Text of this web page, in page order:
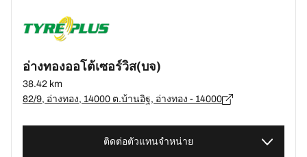
อ่างทองออโต้เซอร์วิส(บจ)
38.42 km
82/9, อ่างทอง, 14000 ต.บ้านอิฐ, อ่างทอง - 14000
ติดต่อตัวแทนจำหน่าย